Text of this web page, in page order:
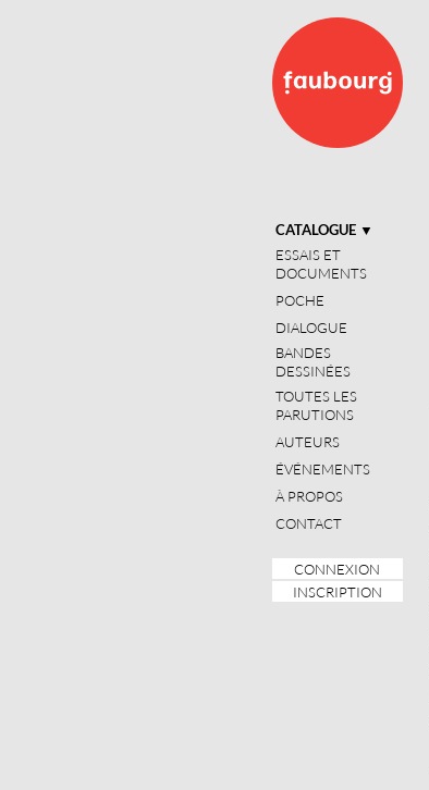
CATALOGUE ▼
ESSAIS ET
DOCUMENTS
POCHE
DIALOGUE
BANDES
DESSINÉES
TOUTES LES
PARUTIONS
AUTEURS
ÉVÉNEMENTS
À PROPOS
CONTACT
CONNEXION
INSCRIPTION